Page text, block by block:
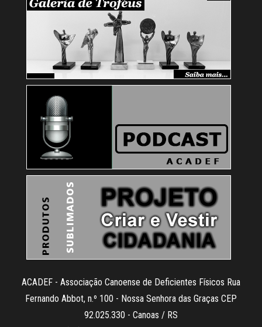
ACADEF - Associação Canoense de Deficientes Físicos Rua
Fernando Abbot, n.º 100 - Nossa Senhora das Graças CEP
92.025.330 - Canoas / RS